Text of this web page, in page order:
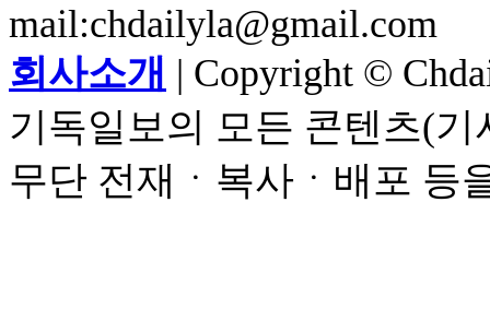
mail:chdailyla@gmail.com
회사소개 | Copyright ©
기독일보의 모든 콘텐츠(
무단 전재ㆍ복사ㆍ배포 등